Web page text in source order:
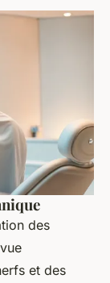
des
et des